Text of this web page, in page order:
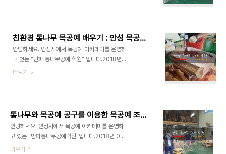
목공예 소재 : 느릅나..
교육 현장의 모습입니다. 출처 :
www.manpa21.com유튜브 강의 :
https://www.youtube.com/channel/UCpkKpsrHtmI8OnHbYKEV7uw
블로그 :
http://blog.naver.com/qkrruddlf88/220310504280
목공예 #목공방 #목공예배우기 #목공기계 #목공공
친환경 통나무 목공예 배우기 : 안성 목공예 아카데미 "만파통나무공예학원" 생활목공예,목공조각,경기목공방,대구목공방,통나무집짓기,통나무공예,안전조각,그라인더,초경에그리커터
안녕하세요. 안성시에서 목공예 아카데미를 운영하
고 있는 "만파 통나무공예 학원" 입니다.2018년
09월 18일 목공예 교육 현장의 모습입니다.다양한
심을 가지시는 분들도 많았습니다.오늘은 어떤 목공
예 작품과 목공예 교육을 받을지 궁금하네요~ 출처 :
www.manpa21.com유튜브 강의 :
https://www.youtube.com/channel/UCpkKpsrHtmI8OnHbYKEV7uw
블로그 :
더보기
통나무와 목공예 공구를 이용한 목공예 조각 공방 2018년 09월 04일 목공예 수강현장
안녕하세요. 안성시에서 목공예 아카데미를 운영하
고 있는 "만파통나무공예학원"입니다.2018년 09
월 04일 목공예 수강 현장 입니다.통나무 목공예 소
더보기